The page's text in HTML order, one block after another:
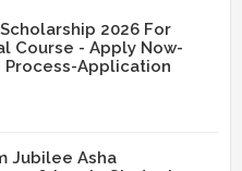
2026 For
Course - Apply Now-
Application
Jubilee Asha